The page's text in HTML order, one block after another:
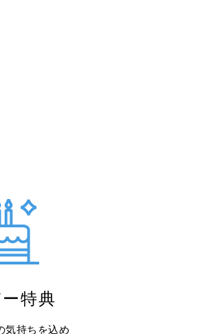
特典
気持ちを込め